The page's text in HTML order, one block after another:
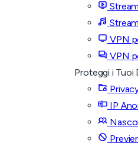
VPN
VPN
Proteggi i Tuoi
IP